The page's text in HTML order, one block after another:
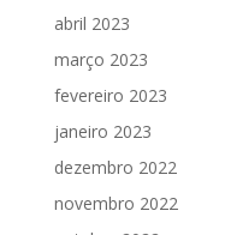
abril 2023
março 2023
fevereiro 2023
janeiro 2023
dezembro 2022
novembro 2022